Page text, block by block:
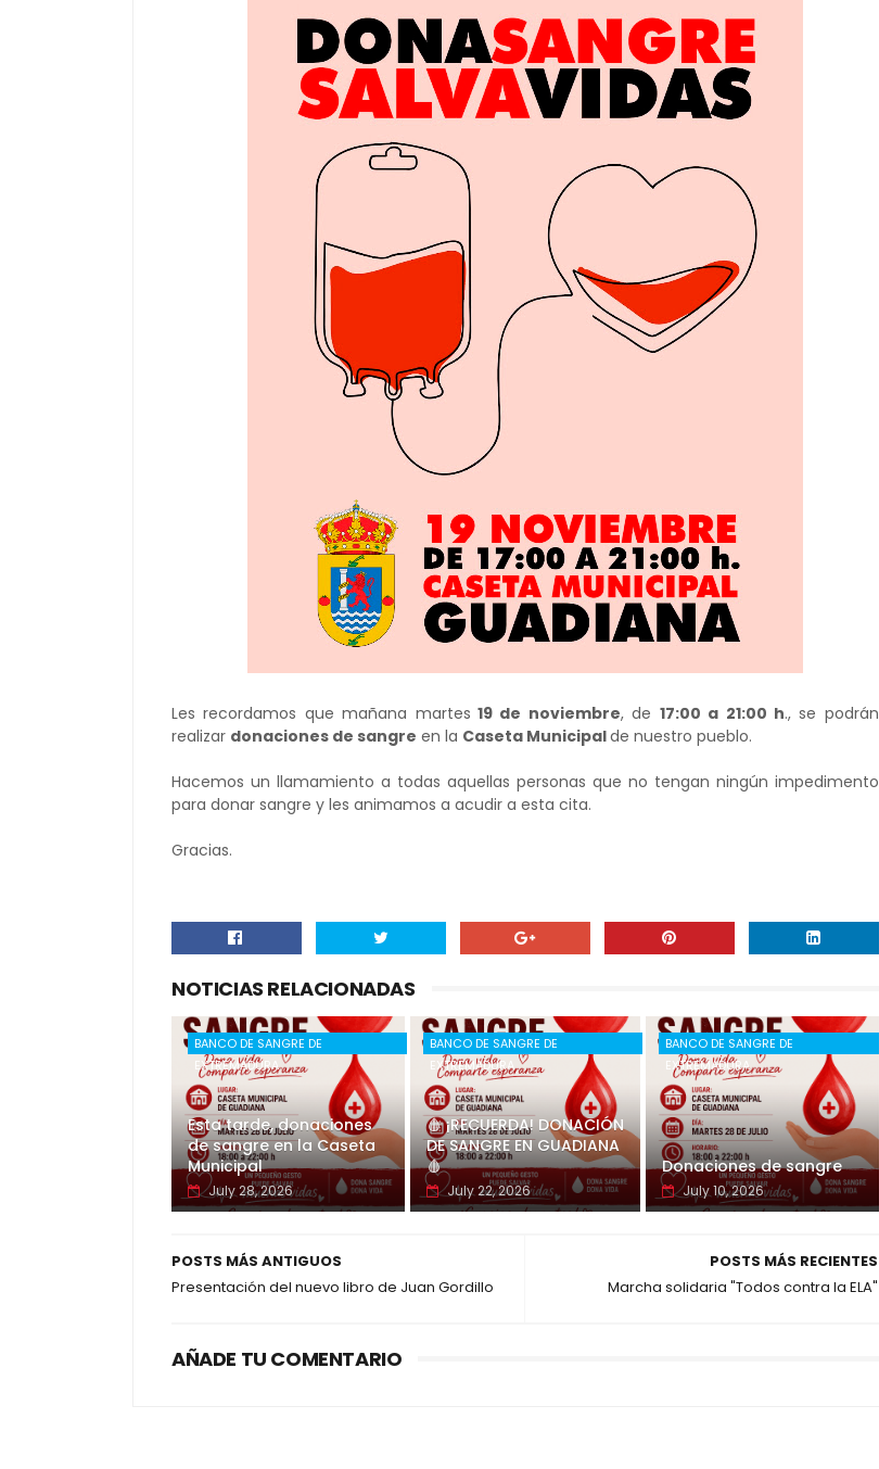
Les recordamos que mañana martes 19 de noviembre, de 17:00 a 21:00 h., se podrán
realizar donaciones de sangre en la Caseta Municipalde nuestro pueblo.
Hacemos un llamamiento a todas aquellas personas que no tengan ningún impedimento
para donar sangre y les animamos a acudir a esta cita.
Gracias.
NOTICIAS RELACIONADAS
BANCO DE SANGRE DE
EXTREMADURA
Esta tarde, donaciones
de sangre en la Caseta
Municipal
July 28, 2026
BANCO DE SANGRE DE
EXTREMADURA
🩸 ¡RECUERDA! DONACIÓN
DE SANGRE EN GUADIANA
🩸
July 22, 2026
BANCO DE SANGRE DE
EXTREMADURA
Donaciones de sangre
July 10, 2026
POSTS MÁS RECIENTES
Marcha solidaria "Todos contra la ELA"
POSTS MÁS ANTIGUOS
Presentación del nuevo libro de Juan Gordillo
AÑADE TU COMENTARIO